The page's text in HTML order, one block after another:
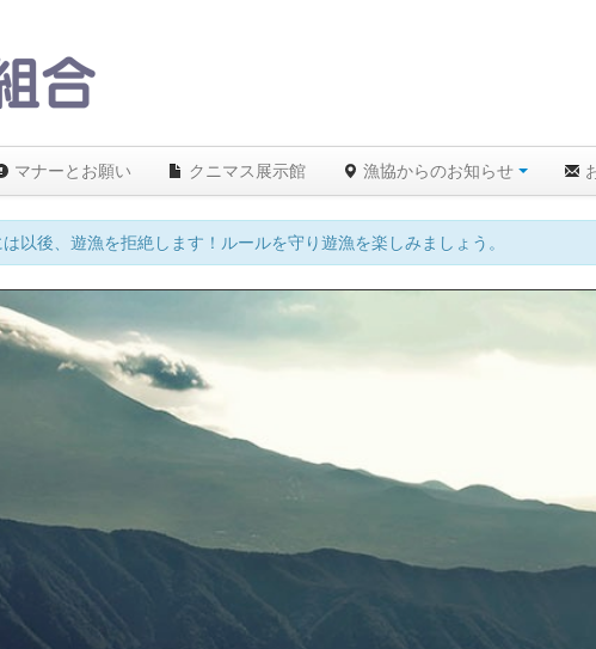
マナーとお願い クニマス展示館 漁協からのお知らせ
以後、遊漁を拒絶します！ルールを守り遊漁を楽しみましょう。